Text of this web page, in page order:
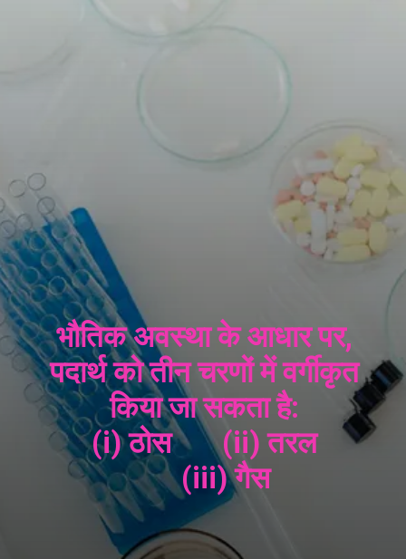
भौतिक अवस्था के आधार पर,
पदार्थ को तीन चरणों में वर्गीकृत
किया जा सकता है:
(i) ठोस (ii) तरल
(iii) गैस